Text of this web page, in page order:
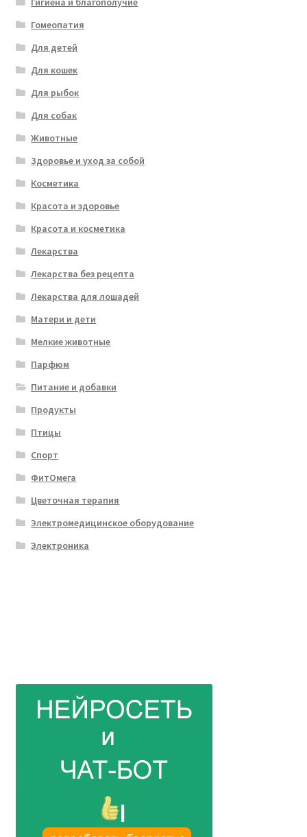
Гомеопатия
Для детей
Для кошек
Для рыбок
Для собак
Животные
Здоровье и уход за собой
Косметика
Красота и здоровье
Красота и косметика
Лекарства
Лекарства без рецепта
Лекарства для лошадей
Матери и дети
Мелкие животные
Парфюм
Питание и добавки
Продукты
Птицы
Спорт
ФитОмега
Цветочная терапия
Электромедицинское оборудование
Электроника